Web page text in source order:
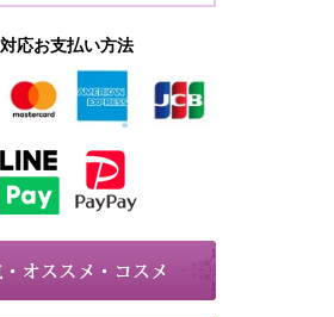
対応お支払い方法